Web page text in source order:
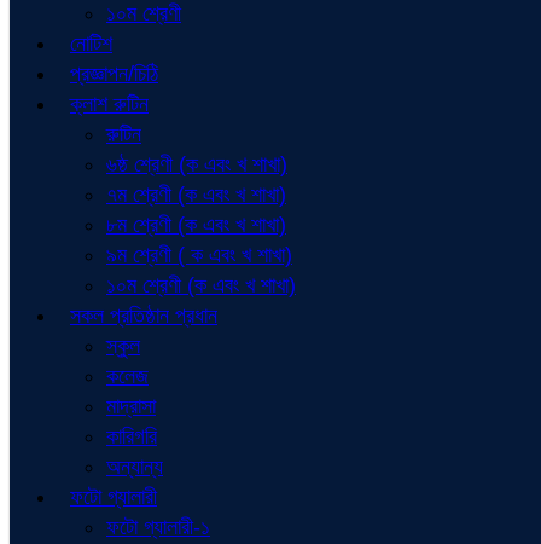
১০ম শ্রেণী
নোটিশ
প্রজ্ঞাপন/চিঠি
ক্লাশ রুটিন
রুটিন
৬ষ্ঠ শ্রেণী (ক এবং খ শাখা)
৭ম শ্রেণী (ক এবং খ শাখা)
৮ম শ্রেণী (ক এবং খ শাখা)
৯ম শ্রেণী ( ক এবং খ শাখা)
১০ম শ্রেণী (ক এবং খ শাখা)
সকল প্রতিষ্ঠান প্রধান
স্কুল
কলেজ
মাদ্রাসা
কারিগরি
অন্যান্য
ফটো গ্যালারী
ফটো গ্যালারী-১